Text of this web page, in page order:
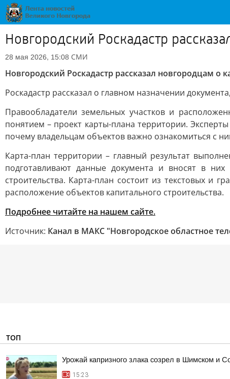
Новгородский Роскадастр
28 мая 2026, 15:08 СМИ
Новгородский Роскадастр рассказал новгородцам о
Роскадастр рассказал о главном назначении
Правообладатели земельных участков и
понятием – проект карты-плана территории.
почему владельцам объектов важно ознакомиться с
Карта-план территории – главный результат
подготавливают данные документа и вносят в
строительства. Карта-план состоит из текстовых и
расположение объектов капитального строительства.
Подробнее читайте на нашем сайте.
Источник: Канал в МАКС "Новгородское областное
ТОП
Урожай капризного злака созрел в Шимском и
15:23